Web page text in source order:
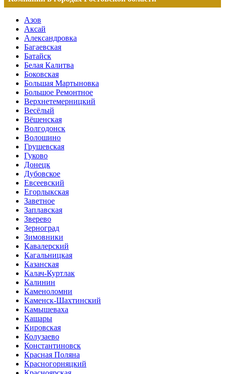
Азов
Аксай
Александровка
Багаевская
Батайск
Белая Калитва
Боковская
Большая Мартыновка
Большое Ремонтное
Верхнетемерницкий
Весёлый
Вёшенская
Волгодонск
Волошино
Грушевская
Гуково
Донецк
Дубовское
Евсеевский
Егорлыкская
Заветное
Заплавская
Зверево
Зерноград
Зимовники
Кавалерский
Кагальницкая
Казанская
Калач-Куртлак
Калинин
Каменоломни
Каменск-Шахтинский
Камышеваха
Кашары
Кировская
Колузаево
Константиновск
Красная Поляна
Красногорняцкий